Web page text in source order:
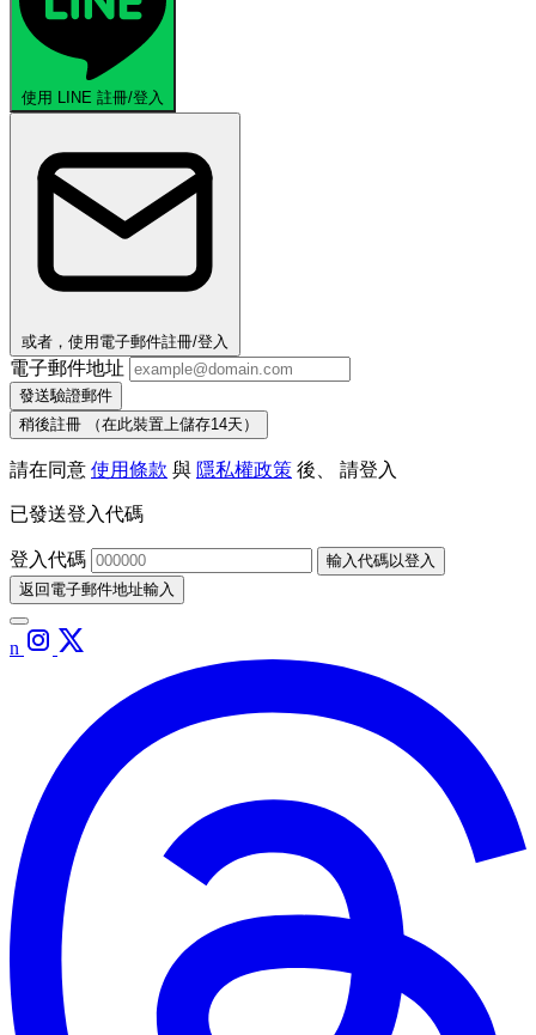
使用 LINE 註冊/登入
或者，使用電子郵件註冊/登入
電子郵件地址
發送驗證郵件
稍後註冊
（在此裝置上儲存14天）
請在同意 使用條款 與 隱私權政策 後、 請登入
已發送登入代碼
登入代碼
輸入代碼以登入
返回電子郵件地址輸入
n